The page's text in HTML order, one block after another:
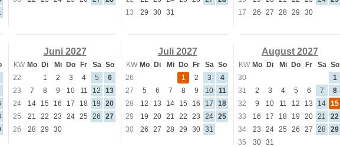
13
29 30 31
17
26 27 28 29 30
Juni 2027
KW Mo Di Mi Do Fr Sa So
22
1 2 3 4 5
6
23
7 8 9 10 11 12
13
24
14 15 16 17 18 19
20
25
21 22 23 24 25 26
27
26
28 29 30
Juli 2027
KW Mo Di Mi Do Fr Sa So
26
1 2 3
4
27
5 6 7 8 9 10
11
28
12 13 14 15 16 17
18
29
19 20 21 22 23 24 25
30
26 27 28 29 30 31
August 2027
KW Mo Di Mi Do Fr Sa So
30
1
31
2 3 4 5 6 7
8
32
9 10 11 12 13 14 15
33
16 17 18 19 20 21
22
34
23 24 25 26 27 28
29
35
30 31